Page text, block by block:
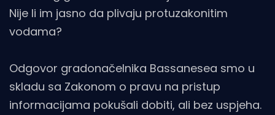
Nije li im jasno da plivaju protuzakonitim
vodama?
Odgovor gradonačelnika Bassanesea smo u
skladu sa Zakonom o pravu na pristup
informacijama pokušali dobiti, ali bez uspjeha.